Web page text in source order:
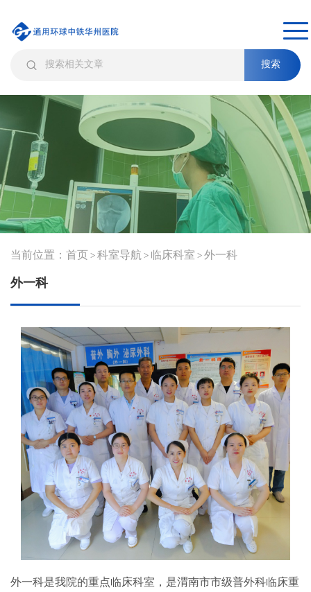
搜索
当前位置： 首页 > 科室导航 > 临床科室 > 外一科
外一科
外一科是我院的重点临床科室，是渭南市市级普外科临床重